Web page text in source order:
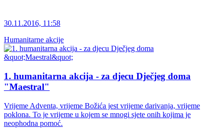
30.11.2016, 11:58
Humanitarne akcije
1. humanitarna akcija - za djecu Dječjeg doma
"Maestral"
Vrijeme Adventa, vrijeme Božića jest vrijeme darivanja, vrijeme
poklona. To je vrijeme u kojem se mnogi sjete onih kojima je
neophodna pomoć.